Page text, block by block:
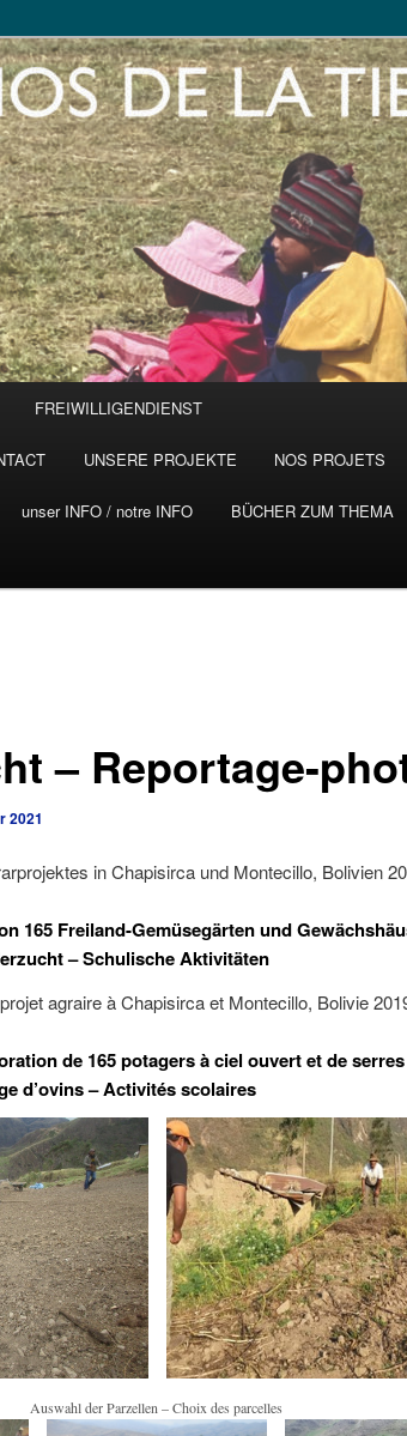
FREIWILLIGENDIENST
UNSERE PROJEKTE NOS PROJETS
unser INFO / notre INFO BÜCHER ZUM THEMA
– Reportage-
2021
in Chapisirca und Montecillo, Bolivien
165 Freiland-Gemüsegärten und
– Schulische Aktivitäten
agraire à Chapisirca et Montecillo, Bolivie
de 165 potagers à ciel ouvert et de
d’ovins – Activités scolaires
Auswahl der Parzellen – Choix des parcelles